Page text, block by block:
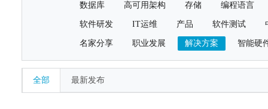
数据库 高可用架构 存储 编程语言
软件研发 IT运维 产品 软件测试
名家分享 职业发展 解决方案 智能硬
全部 最新发布